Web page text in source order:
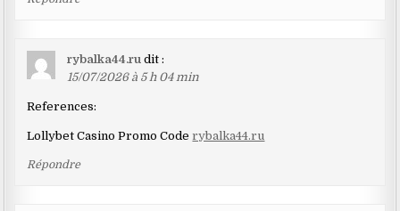
rybalka44.ru dit :
15/07/2026 à 5 h 04 min
References:
Lollybet Casino Promo Coderybalka44.ru
Répondre